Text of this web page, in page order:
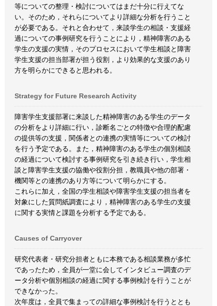
等についての整理・検討についてはまだ十分に行えてな
い。そのため，それらについてより詳細な分析を行うこと
が必要である。それと合わせて，来談学生の相談・支援経
過についての事例研究を行うことにより，精神障害のある
学生の支援の実情，そのプロセスにおいて学生相談と障害
学生支援の担当部署が担う役割，より効果的な支援のあり
方を明らかにできると思われる。
Strategy for Future Research Activity
障害学生支援部署に来談した精神障害のある学生のデータ
の分析をより詳細に行い，診断名ごとの特徴や合理的配慮
の提供等の支援，関係者との連携の実情等についての検討
を行う予定である。また，精神障害のある学生の個別相談
の経過について検討する事例研究を引き続き行い，学生相
談と障害学生支援の協働や役割分担，教職員や他の部署・
機関等との連携のあり方等について明らかにする。
これらに加え，全国の学生相談や障害学生支援の担当者を
対象にした質問紙調査により，精神障害のある学生の支援
に関する実情と課題を分析する予定である。
Causes of Carryover
研究代表者・研究分担者ともに本務である相談業務が多忙
であったため，全員が一堂に会してインタビュー調査のデ
ータ分析や個別相談の経過に関する事例検討を行うことが
できなかった。
次年度は，全員で集まっての詳細な事例検討を行うととも